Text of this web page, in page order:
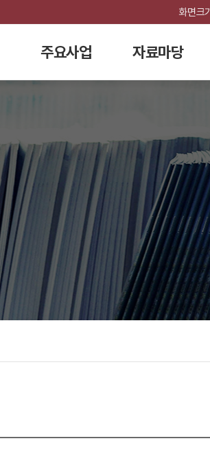
화면크기
주요사업 자료마당